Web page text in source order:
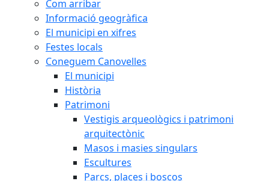
Com arribar
Informació geogràfica
El municipi en xifres
Festes locals
Coneguem Canovelles
El municipi
Història
Patrimoni
Vestigis arqueològics i patrimoni
arquitectònic
Masos i masies singulars
Escultures
Parcs, places i boscos